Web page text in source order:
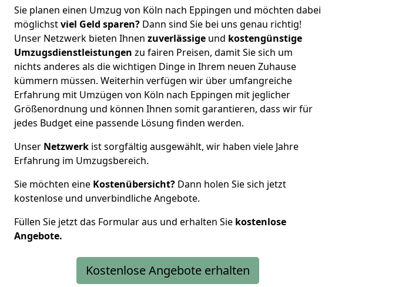
Sie planen einen Umzug von Köln nach Eppingen und möchten dabei
möglichstviel Geld sparen? Dann sind Sie bei uns genau richtig!
Unser Netzwerk bieten Ihnen zuverlässige und kostengünstige
Umzugsdienstleistungen zu fairen Preisen, damit Sie sich um
nichts anderes als die wichtigen Dinge in Ihrem neuen Zuhause
kümmern müssen. Weiterhin verfügen wir über umfangreiche
Erfahrung mit Umzügen von Köln nach Eppingen mit jeglicher
Größenordnung und können Ihnen somit garantieren, dass wir für
jedes Budget eine passende Lösung finden werden.
Unser Netzwerk ist sorgfältig ausgewählt, wir haben viele Jahre
Erfahrung im Umzugsbereich.
Sie möchten eine Kostenübersicht? Dann holen Sie sich jetzt
kostenlose und unverbindliche Angebote.
Füllen Sie jetzt das Formular aus und erhalten Sie kostenlose
Angebote.
Kostenlose Angebote erhalten